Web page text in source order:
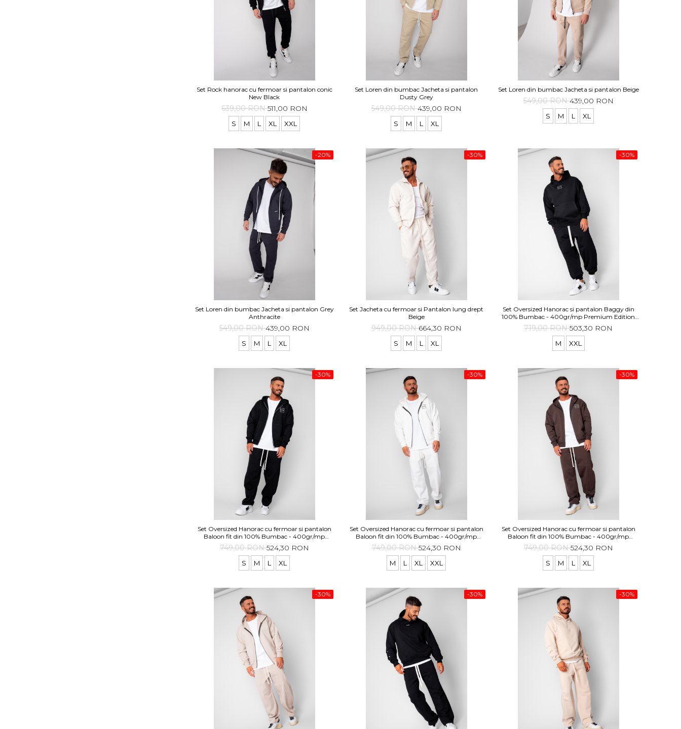
Set Rock hanorac cu fermoar si pantalon conic
New Black
639,00 RON511,00 RON
S M L XL XXL
Set Loren din bumbac Jacheta si pantalon
Dusty Grey
549,00 RON439,00 RON
S M L XL
Set Loren din bumbac Jacheta si pantalon Beige
549,00 RON439,00 RON
S M L XL
-20%
Set Loren din bumbac Jacheta si pantalon Grey
Anthracite
549,00 RON439,00 RON
S M L XL
-30%
Set Jacheta cu fermoar si Pantalon lung drept
Beige
949,00 RON664,30 RON
S M L XL
-30%
Set Oversized Hanorac si pantalon Baggy din
100% Bumbac - 400gr/mp Premium Edition
Black
719,00 RON503,30 RON
M XXL
-30%
Set Oversized Hanorac cu fermoar si pantalon
Baloon fit din 100% Bumbac - 400gr/mp
Premium Edition Black
749,00 RON524,30 RON
S M L XL
-30%
Set Oversized Hanorac cu fermoar si pantalon
Baloon fit din 100% Bumbac - 400gr/mp
Premium Edition Off White
749,00 RON524,30 RON
M L XL XXL
-30%
Set Oversized Hanorac cu fermoar si pantalon
Baloon fit din 100% Bumbac - 400gr/mp
Premium Edition Brown
749,00 RON524,30 RON
S M L XL
-30% -30% -30%